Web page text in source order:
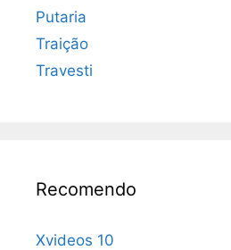
Putaria
Traição
Travesti
Recomendo
Xvideos 10